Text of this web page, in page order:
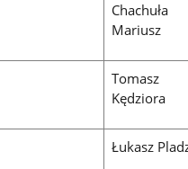
Chachuła
Mariusz
Tomasz
Kędziora
Łukasz